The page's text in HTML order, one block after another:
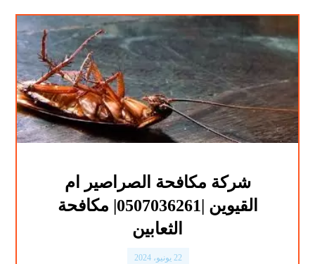
شركة مكافحة الصراصير ام
القيوين |0507036261| مكافحة
الثعابين
22 يونيو، 2024